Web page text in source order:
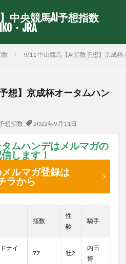
中央競馬AI予想指数
・JRA
数 9/11 中山競馬【AI指数予想】京成
想】京成杯オータムハン
想指数 2022年9月11日
ムハンデはメルマガの
します！
ルマガ登録は
ラから
指数
性
齢
騎手
ナイ
77 牡2
内田
博